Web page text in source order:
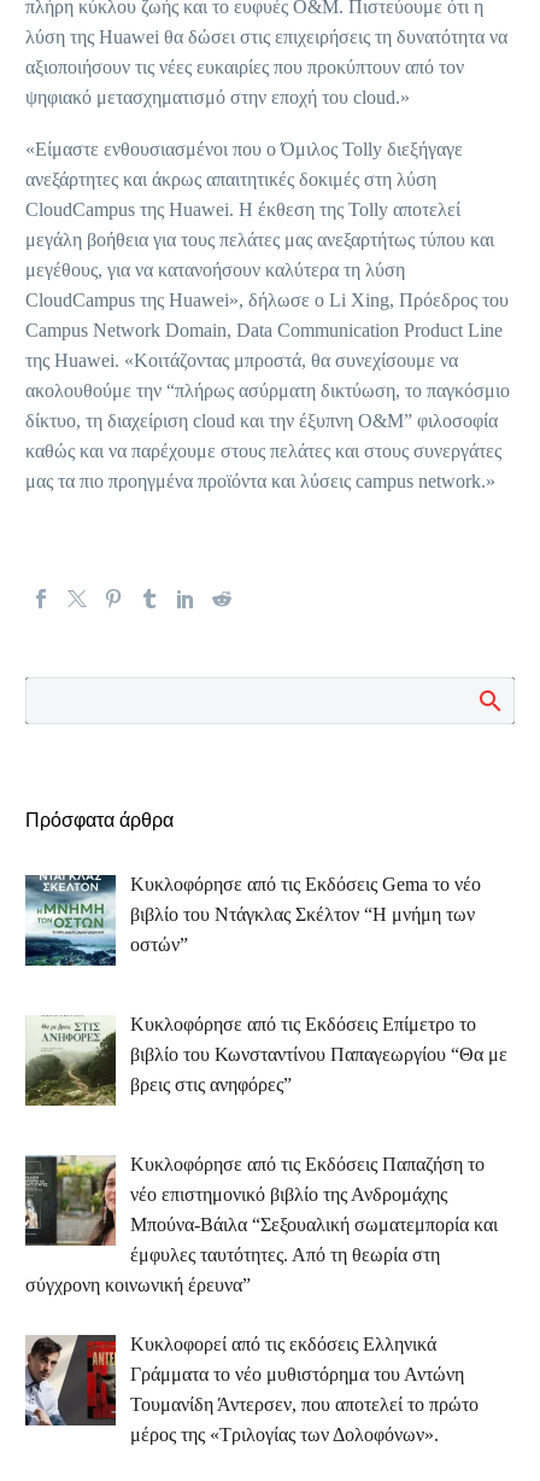
πλήρη κύκλου ζωής και το ευφυές O&M. Πιστεύουμε ότι η
λύση της Huawei θα δώσει στις επιχειρήσεις τη δυνατότητα να
αξιοποιήσουν τις νέες ευκαιρίες που προκύπτουν από τον
ψηφιακό μετασχηματισμό στην εποχή του cloud.»
«Είμαστε ενθουσιασμένοι που ο Όμιλος Tolly διεξήγαγε
ανεξάρτητες και άκρως απαιτητικές δοκιμές στη λύση
CloudCampus της Huawei. Η έκθεση της Tolly αποτελεί
μεγάλη βοήθεια για τους πελάτες μας ανεξαρτήτως τύπου και
μεγέθους, για να κατανοήσουν καλύτερα τη λύση
CloudCampus της Huawei», δήλωσε ο Li Xing, Πρόεδρος του
Campus Network Domain, Data Communication Product Line
της Huawei. «Κοιτάζοντας μπροστά, θα συνεχίσουμε να
ακολουθούμε την “πλήρως ασύρματη δικτύωση, το παγκόσμιο
δίκτυο, τη διαχείριση cloud και την έξυπνη O&M” φιλοσοφία
καθώς και να παρέχουμε στους πελάτες και στους συνεργάτες
μας τα πιο προηγμένα προϊόντα και λύσεις campus network.»
Πρόσφατα άρθρα
Κυκλοφόρησε από τις Εκδόσεις Gema το νέο
βιβλίο του Ντάγκλας Σκέλτον “Η μνήμη των
οστών”
Κυκλοφόρησε από τις Εκδόσεις Επίμετρο το
βιβλίο του Κωνσταντίνου Παπαγεωργίου “Θα με
βρεις στις ανηφόρες”
Κυκλοφόρησε από τις Εκδόσεις Παπαζήση το
νέο επιστημονικό βιβλίο της Ανδρομάχης
Μπούνα-Βάιλα “Σεξουαλική σωματεμπορία και
έμφυλες ταυτότητες. Από τη θεωρία στη
σύγχρονη κοινωνική έρευνα”
Κυκλοφορεί από τις εκδόσεις Ελληνικά
Γράμματα το νέο μυθιστόρημα του Αντώνη
Τουμανίδη Άντερσεν, που αποτελεί το πρώτο
μέρος της «Τριλογίας των Δολοφόνων».